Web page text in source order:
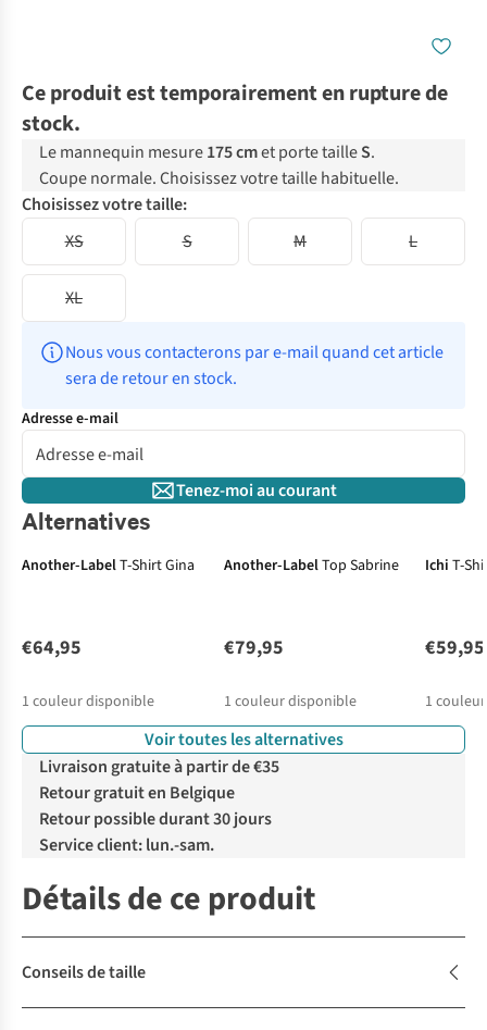
Ce produit est temporairement en rupture de
stock.
Le mannequin mesure175 cmet porte tailleS.
Coupe normale. Choisissez votre taille habituelle.
Choisissez votre taille:
XS
S M L
XL
Nous vous contacterons par e-mail quand cet article
sera de retour en stock.
Adresse e-mail
Tenez-moi au courant
Alternatives
Another-LabelT-Shirt Gina
€64,95
1 couleur disponible
Another-LabelTop Sabrine
€79,95
1 couleur disponible
Ichi T-
€59,95
1
Voir toutes les alternatives
Livraison gratuite à partir de €35
Retour gratuit en Belgique
Retour possible durant 30 jours
Service client: lun.-sam.
Détails de ce produit
Conseils de taille